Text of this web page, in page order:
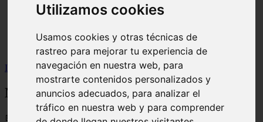
Utilizamos cookies
Usamos cookies y otras técnicas de
rastreo para mejorar tu experiencia de
navegación en nuestra web, para
mostrarte contenidos personalizados y
anuncios adecuados, para analizar el
tráfico en nuestra web y para comprender
nombres para gatos
novedades
uncategorized
zona pro
Inicio
gatos2 >Nombres Romanos para Perros Hembras
Nombres Romanos para Perros Hembras
📅 12/06/2025